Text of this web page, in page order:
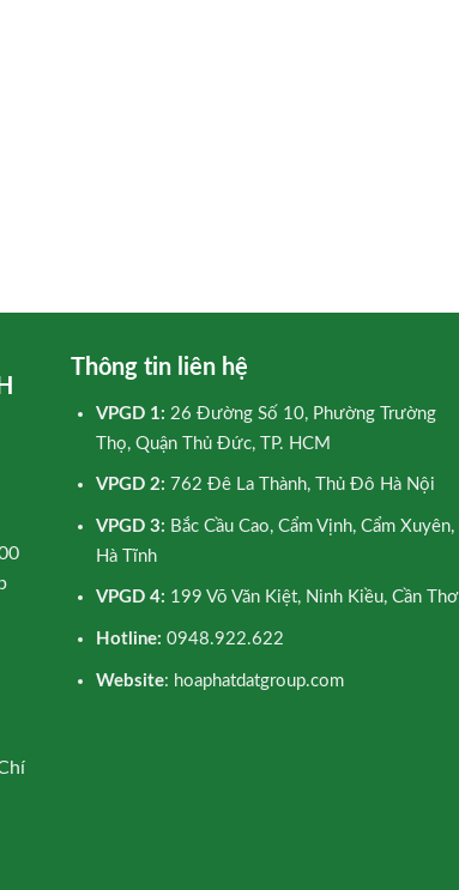
Thông tin liên hệ
VPGD 1: 26 Đường Số 10, Phường Trường
Thọ, Quận Thủ Đức, TP. HCM
VPGD 2: 762 Đê La Thành, Thủ Đô Hà Nội
VPGD 3: Bắc Cầu Cao, Cẩm Vịnh, Cẩm Xuyên,
Hà Tĩnh
VPGD 4: 199 Võ Văn Kiệt, Ninh Kiều, Cần Thơ
Hotline: 0948.922.622
Website: hoaphatdatgroup.com